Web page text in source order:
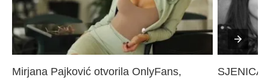
Mirjana Pajković otvorila OnlyFans,
SJENICA